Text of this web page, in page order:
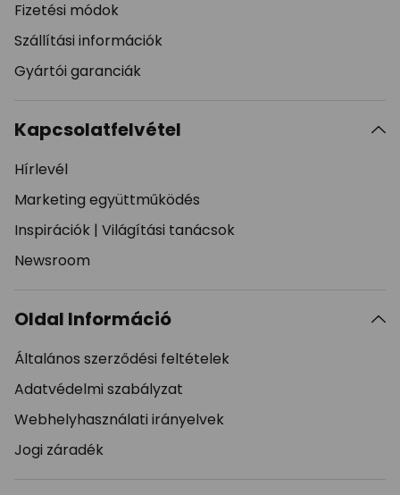
Fizetési módok
Szállítási információk
Gyártói garanciák
Kapcsolatfelvétel
Hírlevél
Marketing együttműködés
Inspirációk | Világítási tanácsok
Newsroom
Oldal Információ
Általános szerződési feltételek
Adatvédelmi szabályzat
Webhelyhasználati irányelvek
Jogi záradék